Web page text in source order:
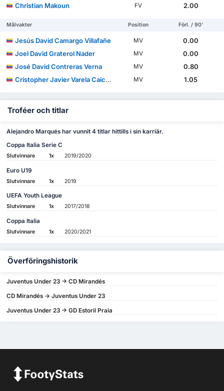
Christian Makoun
FV 2.00
Målvakter Position Förl. / 90'
Jesús David Camargo Villafañe MV
0.00
Joel David Graterol Nader
MV
0.00
José David Contreras Verna
MV
0.80
Cristopher Javier Varela Caicedo
MV 1.05
Troféer och titlar
Alejandro Marqués har vunnit 4 titlar hittills i sin karriär.
Coppa Italia Serie C
Slutvinnare 1x 2019/2020
Euro U19
Slutvinnare 1x 2019
UEFA Youth League
Slutvinnare 1x 2017/2018
Coppa Italia
Slutvinnare 1x 2020/2021
Överföringshistorik
Juventus Under 23 -> CD Mirandés
CD Mirandés -> Juventus Under 23
Juventus Under 23 -> GD Estoril Praia